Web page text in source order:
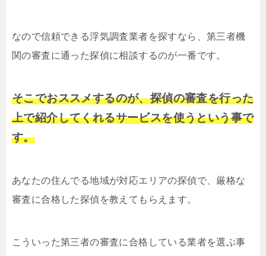
なので信頼できる浮気調査業者を探すなら、第三者機
関の審査に通った探偵に相談するのが一番です。
そこでおススメするのが、探偵の審査を行った
上で紹介してくれるサービスを使うという事で
す。
あなたの住んでる地域が対応エリアの探偵で、厳格な
審査に合格した探偵を教えてもらえます。
こういった第三者の審査に合格している業者を選ぶ事